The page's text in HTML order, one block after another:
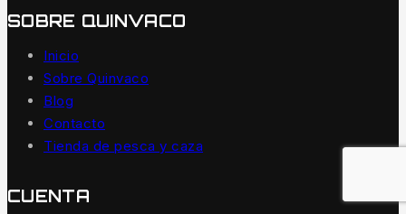
SOBRE QUINVACO
Inicio
Sobre Quinvaco
Blog
Contacto
Tienda de pesca y caza
CUENTA